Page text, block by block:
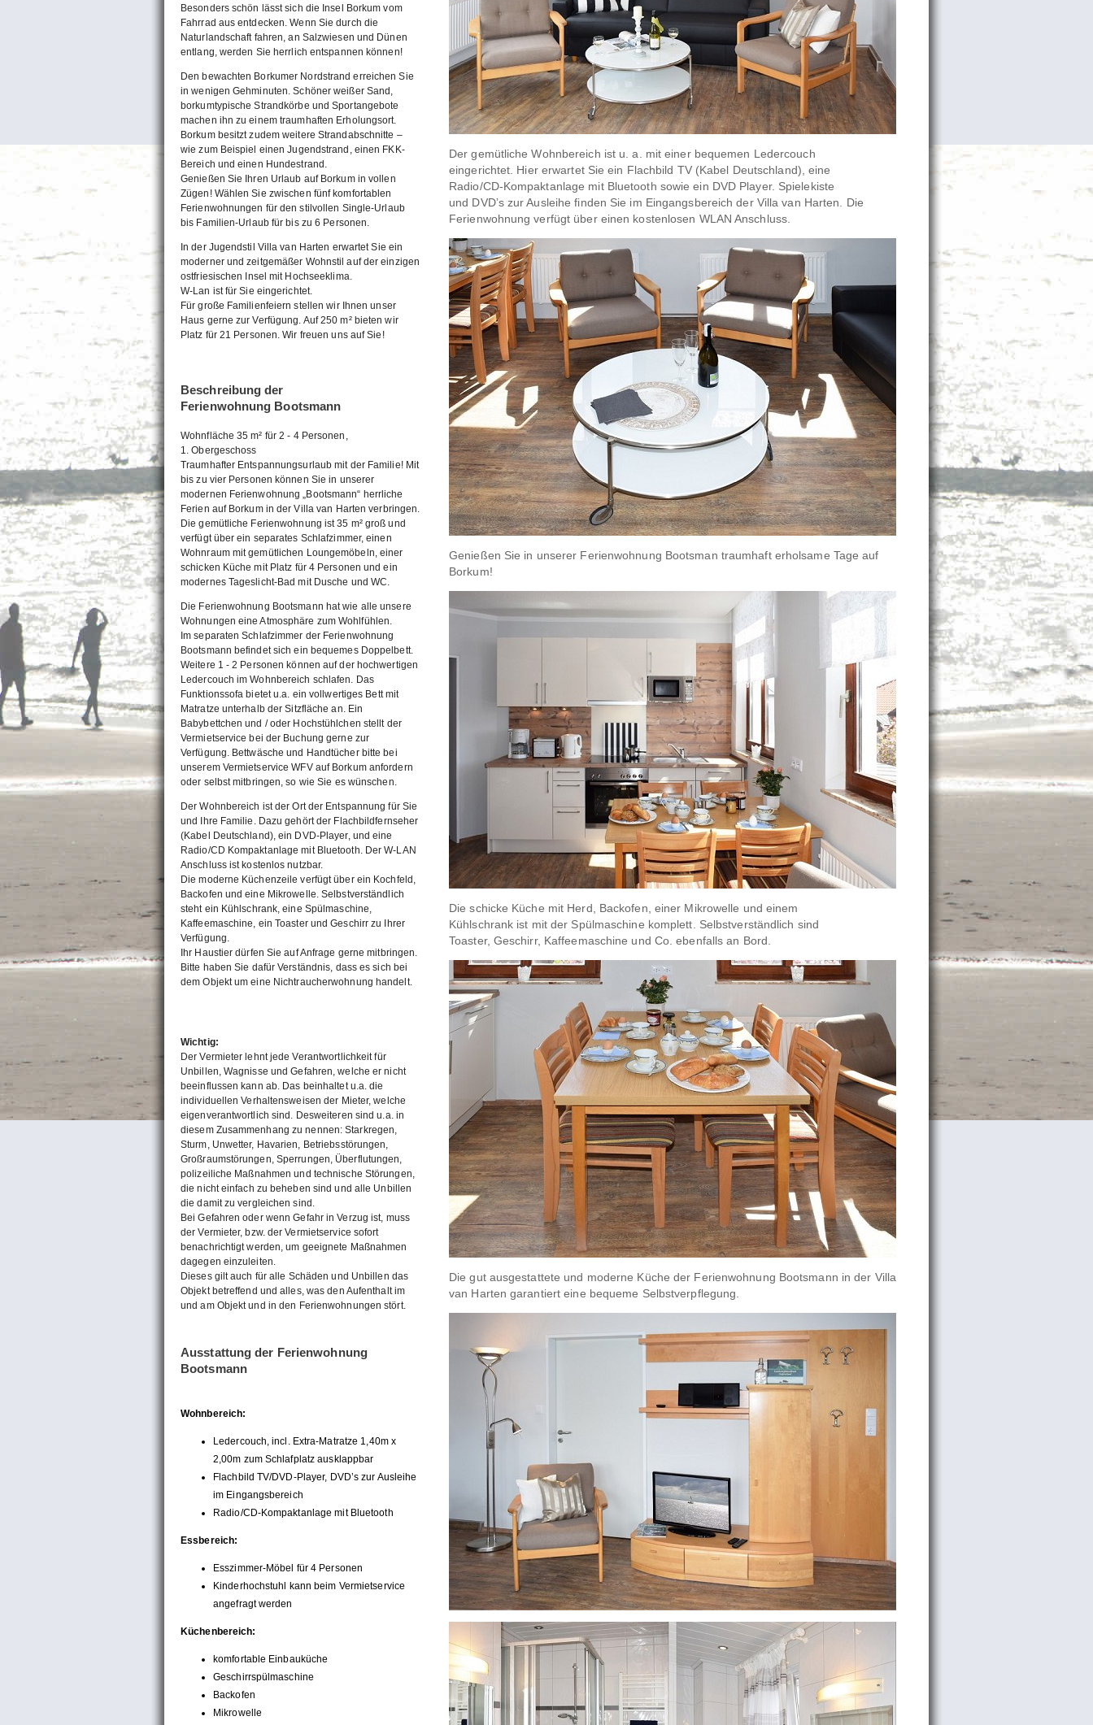
Besonders schön lässt sich die Insel Borkum vom
Fahrrad aus entdecken. Wenn Sie durch die
Naturlandschaft fahren, an Salzwiesen und Dünen
entlang, werden Sie herrlich entspannen können!
Den bewachten Borkumer Nordstrand erreichen Sie
in wenigen Gehminuten. Schöner weißer Sand,
borkumtypische Strandkörbe und Sportangebote
machen ihn zu einem traumhaften Erholungsort.
Borkum besitzt zudem weitere Strandabschnitte –
wie zum Beispiel einen Jugendstrand, einen FKK-
Bereich und einen Hundestrand.
Genießen Sie Ihren Urlaub auf Borkum in vollen
Zügen! Wählen Sie zwischen fünf komfortablen
Ferienwohnungen für den stilvollen Single-Urlaub
bis Familien-Urlaub für bis zu 6 Personen.
In der Jugendstil Villa van Harten erwartet Sie ein
moderner und zeitgemäßer Wohnstil auf der einzigen
ostfriesischen Insel mit Hochseeklima.
W-Lan ist für Sie eingerichtet.
Für große Familienfeiern stellen wir Ihnen unser
Haus gerne zur Verfügung. Auf 250 m² bieten wir
Platz für 21 Personen. Wir freuen uns auf Sie!
Beschreibung der
Ferienwohnung Bootsmann
Wohnfläche 35 m² für 2 - 4 Personen,
1. Obergeschoss
Traumhafter Entspannungsurlaub mit der Familie! Mit
bis zu vier Personen können Sie in unserer
modernen Ferienwohnung „Bootsmann“ herrliche
Ferien auf Borkum in der Villa van Harten verbringen.
Die gemütliche Ferienwohnung ist 35 m² groß und
verfügt über ein separates Schlafzimmer, einen
Wohnraum mit gemütlichen Loungemöbeln, einer
schicken Küche mit Platz für 4 Personen und ein
modernes Tageslicht-Bad mit Dusche und WC.
Die Ferienwohnung Bootsmann hat wie alle unsere
Wohnungen eine Atmosphäre zum Wohlfühlen.
Im separaten Schlafzimmer der Ferienwohnung
Bootsmann befindet sich ein bequemes Doppelbett.
Weitere 1 - 2 Personen können auf der hochwertigen
Ledercouch im Wohnbereich schlafen. Das
Funktionssofa bietet u.a. ein vollwertiges Bett mit
Matratze unterhalb der Sitzfläche an. Ein
Babybettchen und / oder Hochstühlchen stellt der
Vermietservice bei der Buchung gerne zur
Verfügung. Bettwäsche und Handtücher bitte bei
unserem Vermietservice WFV auf Borkum anfordern
oder selbst mitbringen, so wie Sie es wünschen.
Der Wohnbereich ist der Ort der Entspannung für Sie
und Ihre Familie. Dazu gehört der Flachbildfernseher
(Kabel Deutschland), ein DVD-Player, und eine
Radio/CD Kompaktanlage mit Bluetooth. Der W-LAN
Anschluss ist kostenlos nutzbar.
Die moderne Küchenzeile verfügt über ein Kochfeld,
Backofen und eine Mikrowelle. Selbstverständlich
steht ein Kühlschrank, eine Spülmaschine,
Kaffeemaschine, ein Toaster und Geschirr zu Ihrer
Verfügung.
Ihr Haustier dürfen Sie auf Anfrage gerne mitbringen.
Bitte haben Sie dafür Verständnis, dass es sich bei
dem Objekt um eine Nichtraucherwohnung handelt.
Wichtig:
Der Vermieter lehnt jede Verantwortlichkeit für
Unbillen, Wagnisse und Gefahren, welche er nicht
beeinflussen kann ab. Das beinhaltet u.a. die
individuellen Verhaltensweisen der Mieter, welche
eigenverantwortlich sind. Desweiteren sind u.a. in
diesem Zusammenhang zu nennen: Starkregen,
Sturm, Unwetter, Havarien, Betriebsstörungen,
Großraumstörungen, Sperrungen, Überflutungen,
polizeiliche Maßnahmen und technische Störungen,
die nicht einfach zu beheben sind und alle Unbillen
die damit zu vergleichen sind.
Bei Gefahren oder wenn Gefahr in Verzug ist, muss
der Vermieter, bzw. der Vermietservice sofort
benachrichtigt werden, um geeignete Maßnahmen
dagegen einzuleiten.
Dieses gilt auch für alle Schäden und Unbillen das
Objekt betreffend und alles, was den Aufenthalt im
und am Objekt und in den Ferienwohnungen stört.
Ausstattung der Ferienwohnung
Bootsmann
Wohnbereich:
Ledercouch, incl. Extra-Matratze 1,40m x
2,00m zum Schlafplatz ausklappbar
Flachbild TV/DVD-Player, DVD’s zur Ausleihe
im Eingangsbereich
Radio/CD-Kompaktanlage mit Bluetooth
Essbereich:
Esszimmer-Möbel für 4 Personen
Kinderhochstuhl kann beim Vermietservice
angefragt werden
Küchenbereich:
komfortable Einbauküche
Geschirrspülmaschine
Backofen
Mikrowelle
Der gemütliche Wohnbereich ist u. a. mit einer bequemen Ledercouch
eingerichtet. Hier erwartet Sie ein Flachbild TV (Kabel Deutschland), eine
Radio/CD-Kompaktanlage mit Bluetooth sowie ein DVD Player. Spielekiste
und DVD’s zur Ausleihe finden Sie im Eingangsbereich der Villa van Harten. Die
Ferienwohnung verfügt über einen kostenlosen WLAN Anschluss.
Genießen Sie in unserer Ferienwohnung Bootsman traumhaft erholsame Tage auf
Borkum!
Die schicke Küche mit Herd, Backofen, einer Mikrowelle und einem
Kühlschrank ist mit der Spülmaschine komplett. Selbstverständlich sind
Toaster, Geschirr, Kaffeemaschine und Co. ebenfalls an Bord.
Die gut ausgestattete und moderne Küche der Ferienwohnung Bootsmann in der Villa
van Harten garantiert eine bequeme Selbstverpflegung.